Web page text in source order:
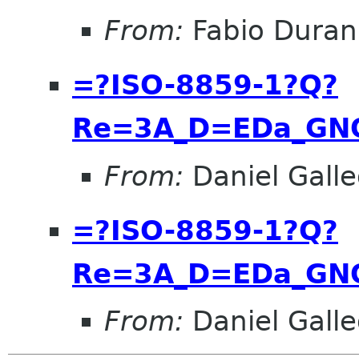
From: Fabio
=?ISO-8859-1?Q?
From: Daniel
=?ISO-8859-1?Q?
From: Daniel